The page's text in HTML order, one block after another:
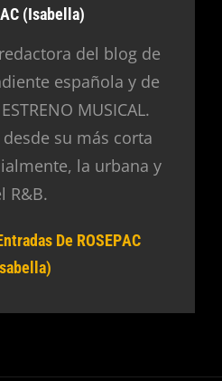
(Isabella)
redactora del blog de
española y de
MUSICAL.
su más corta
la urbana y
R&B.
De ROSEPAC